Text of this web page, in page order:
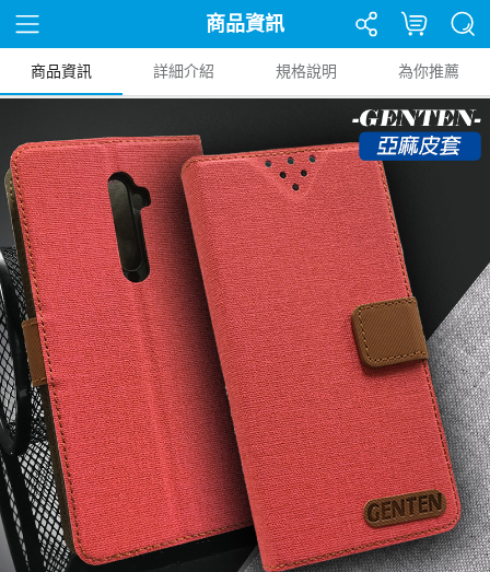
商品資訊
商品資訊 詳細介紹 規格說明 為你推薦